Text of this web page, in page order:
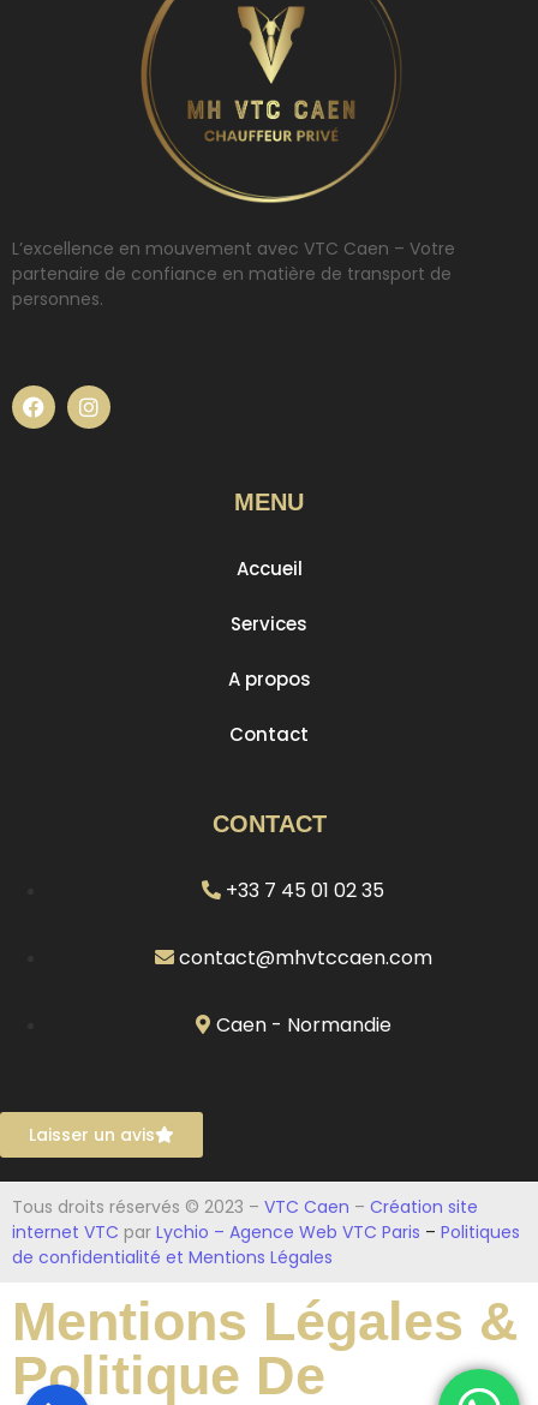
L’excellence en mouvement avec VTC Caen – Votre
partenaire de confiance en matière de transport de
personnes.
MENU
Accueil
Services
A propos
Contact
CONTACT
+33 7 45 01 02 35
contact@mhvtccaen.com
Caen - Normandie
Laisser un avis
Tous droits réservés © 2023 – VTC Caen – Création site
internet VTC par Lychio – Agence Web VTC Paris – Politiques
de confidentialité et Mentions Légales
Mentions Légales &
Politique De